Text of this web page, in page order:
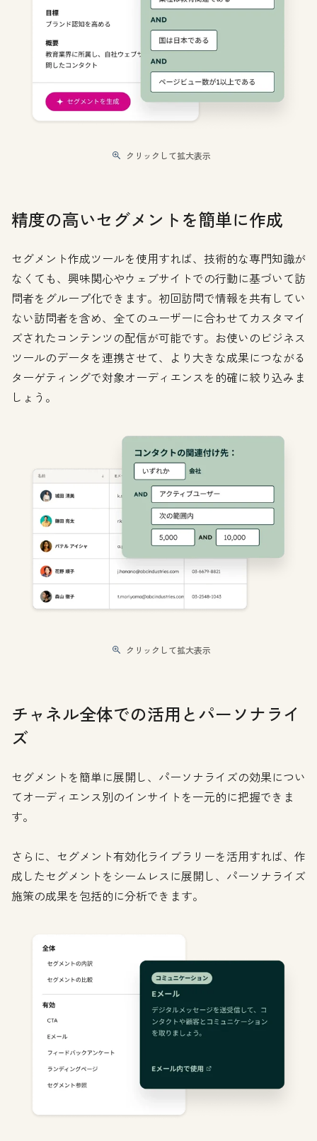
クリックして拡大表示
精度の高いセグメントを簡単に作成
セグメント作成ツールを使用すれば、技術的な専門知識が
なくても、興味関心やウェブサイトでの行動に基づいて訪
問者をグループ化できます。初回訪問で情報を共有してい
ない訪問者を含め、全てのユーザーに合わせてカスタマイ
ズされたコンテンツの配信が可能です。お使いのビジネス
ツールのデータを連携させて、より大きな成果につながる
ターゲティングで対象オーディエンスを的確に絞り込みま
しょう。
クリックして拡大表示
チャネル全体での活用とパーソナライ
ズ
セグメントを簡単に展開し、パーソナライズの効果につい
てオーディエンス別のインサイトを一元的に把握できま
す。
さらに、セグメント有効化ライブラリーを活用すれば、作
成したセグメントをシームレスに展開し、パーソナライズ
施策の成果を包括的に分析できます。